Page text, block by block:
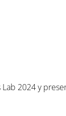
Lab 2024 y